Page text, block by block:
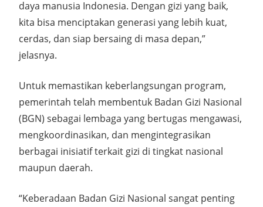
daya manusia Indonesia. Dengan gizi yang baik,
kita bisa menciptakan generasi yang lebih kuat,
cerdas, dan siap bersaing di masa depan,”
jelasnya.
Untuk memastikan keberlangsungan program,
pemerintah telah membentuk Badan Gizi Nasional
(BGN) sebagai lembaga yang bertugas mengawasi,
mengkoordinasikan, dan mengintegrasikan
berbagai inisiatif terkait gizi di tingkat nasional
maupun daerah.
“Keberadaan Badan Gizi Nasional sangat penting